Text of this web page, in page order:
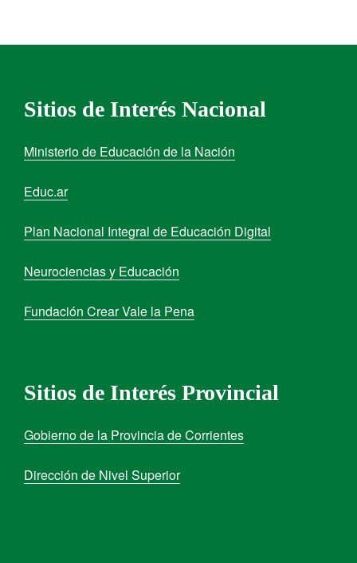
Sitios de Interés Nacional
Ministerio de Educación de la Nación
Educ.ar
Plan Nacional Integral de Educación Digital
Neurociencias y Educación
Fundación Crear Vale la Pena
Sitios de Interés Provincial
Gobierno de la Provincia de Corrientes
Dirección de Nivel Superior